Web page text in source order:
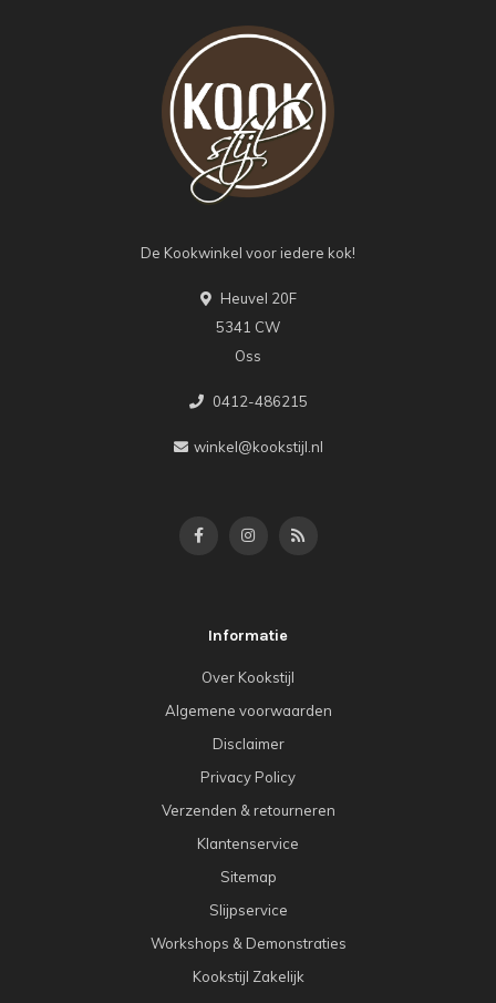
De Kookwinkel voor iedere kok!
Heuvel 20F
5341 CW
Oss
0412-486215
winkel@kookstijl.nl
Informatie
Over Kookstijl
Algemene voorwaarden
Disclaimer
Privacy Policy
Verzenden & retourneren
Klantenservice
Sitemap
Slijpservice
Workshops & Demonstraties
Kookstijl Zakelijk